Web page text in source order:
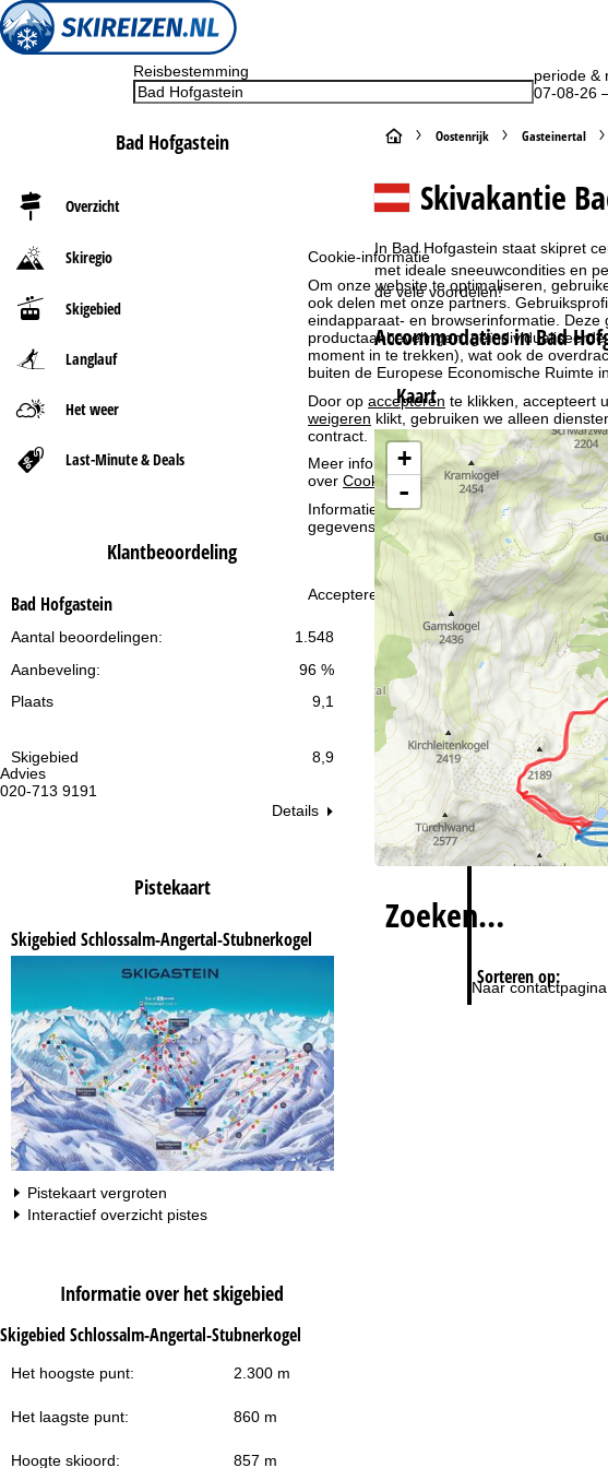
Cookie-informatie
Om onze website te optimaliseren,
ook delen met onze partners.
eindapparaat- en browserinformatie.
productaanbevelingen,
moment in te trekken), wat ook de
buiten de Europese Economische Ruimte
Door op accepteren te klikken, accepteert
weigeren klikt, gebruiken we alleen
contract.
Meer informatie over het gebruik van
over Cookie-Policy.
Informatie over de verantwoordelijke vind
gegevensbescherming vind je onze
Accepteren
Advies
020-713 9191
Openingstijden
ma-do:
vr:
za-zo:
Naar contactpagina
Reisbestemming
periode &
07-08-26
Bad Hofgastein
Overzicht
Skiregio
Skigebied
Langlauf
Het weer
Last-Minute & Deals
Klantbeoordeling
Bad Hofgastein
1.548
Aantal beoordelingen:
96 %
Aanbeveling:
Plaats
9,1
Skigebied 8,9
Details
Pistekaart
Skigebied Schlossalm-Angertal-Stubnerkogel
Pistekaart vergroten
Interactief overzicht pistes
Informatie over het skigebied
Skigebied Schlossalm-Angertal-Stubnerkogel
Het hoogste punt: 2.300 m
Het laagste punt: 860 m
Hoogte skioord: 857 m
S
t
r
t
p
a
g
i
n
Oostenrijk Gasteinertal
Skivakantie
In Bad Hofgastein staat skipret
met ideale sneeuwcondities en
de vele voordelen!
Accommodaties in Bad
Kaart
+
-
Zoeken…
Sorteren op: